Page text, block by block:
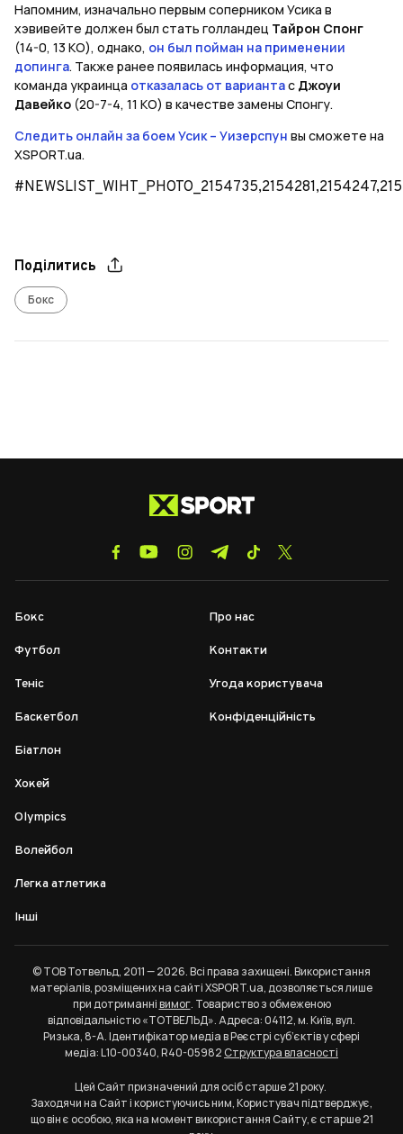
Напомним, изначально первым соперником Усика в
хэвивейте должен был стать голландец Тайрон Спонг
(14-0, 13 КО), однако, он был пойман на применении
допинга. Также ранее появилась информация, что
команда украинца отказалась от вариантас Джоуи
Давейко (20-7-4, 11 КО) в качестве замены Спонгу.
Следить онлайн за боем Усик – Уизерспун вы сможете на
XSPORT.ua.
Поділитись
Бокс
Бокс
Футбол
Теніс
Баскетбол
Біатлон
Хокей
Olympics
Волейбол
Легка атлетика
Інші
Про нас
Контакти
Угода користувача
Конфіденційність
© ТОВ Тотвельд, 2011 — 2026. Всі права захищені. Використання
матеріалів, розміщених на сайті XSPORT.ua, дозволяється лише
при дотриманнівимог. Товариство з обмеженою
відповідальністю «ТОТВЕЛЬД». Адреса: 04112, м. Київ, вул.
Ризька, 8-А. Ідентифікатор медіа в Реєстрі суб’єктів у сфері
медіа: L10-00340, R40-05982Структура власності
Цей Сайт призначений для осіб старше 21 року.
Заходячи на Сайт і користуючись ним, Користувач підтверджує,
що він є особою, яка на момент використання Сайту, є старше 21